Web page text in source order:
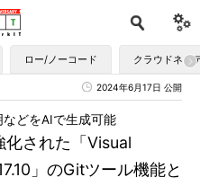
ロー/ノーコード クラウドネイ
2024年6月17日 公開
された「Visual
」のGitツール機能と
どをAIで生成可能